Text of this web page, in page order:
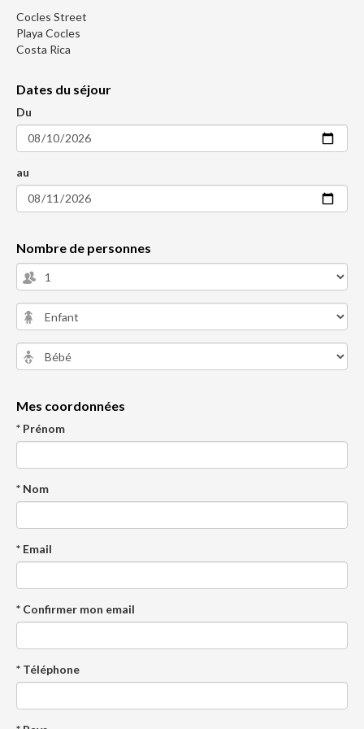
Cocles Street
Playa Cocles
Costa Rica
Dates du séjour
Du
au
Nombre de personnes
Mes coordonnées
* Prénom
* Nom
* Email
* Confirmer mon email
* Téléphone